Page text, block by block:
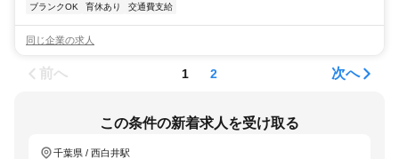
ブランクOK
育休あり 交通費支給
同じ企業の求人
前へ 1 2 次へ
この条件の新着求人を受け取る
千葉県 / 西白井駅